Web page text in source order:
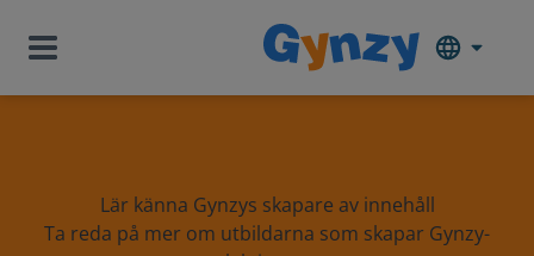
Lär känna Gynzys skapare av innehåll
Ta reda på mer om utbildarna som skapar Gynzy-